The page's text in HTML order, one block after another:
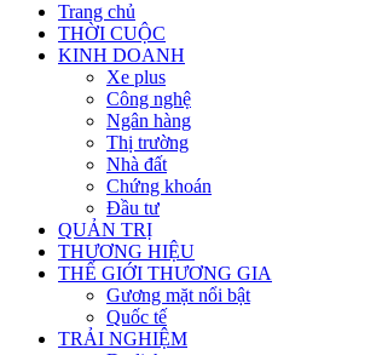
Trang chủ
THỜI CUỘC
KINH DOANH
Xe plus
Công nghệ
Ngân hàng
Thị trường
Nhà đất
Chứng khoán
Đầu tư
QUẢN TRỊ
THƯƠNG HIỆU
THẾ GIỚI THƯƠNG GIA
Gương mặt nổi bật
Quốc tế
TRẢI NGHIỆM